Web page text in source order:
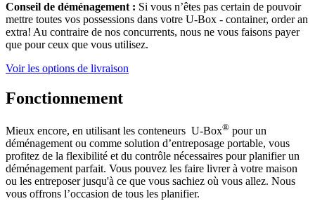
Conseil de déménagement : Si vous n’êtes pas certain de pouvoir
mettre toutes vos possessions dans votre U-Box - container, order an
extra! Au contraire de nos concurrents, nous ne vous faisons payer
que pour ceux que vous utilisez.
Voir les options de livraison
Fonctionnement
Mieux encore, en utilisant les conteneurs U-Box® pour un
déménagement ou comme solution d’entreposage portable, vous
profitez de la flexibilité et du contrôle nécessaires pour planifier un
déménagement parfait. Vous pouvez les faire livrer à votre maison
ou les entreposer jusqu'à ce que vous sachiez où vous allez. Nous
vous offrons l’occasion de tous les planifier.